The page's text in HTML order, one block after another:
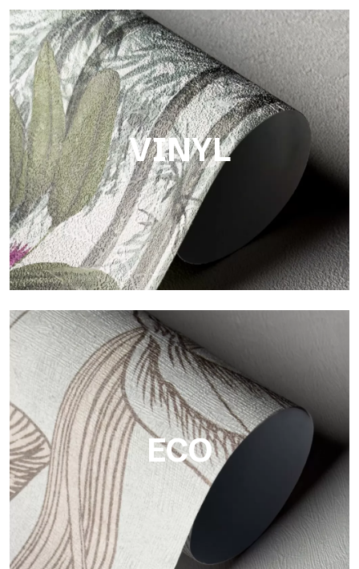
Touch
Oberfläche mit faseriger und unregelmäßiger Struktur und
einer weichen Textur, die Wärme und Authentizität vermittelt.
VINYL
Vinyl
Die Vinyloberflächen der Tapeten von Tecnografica bieten
widerstandsfähige, strukturierte und optisch anspruchsvolle
Flächen.
ECO